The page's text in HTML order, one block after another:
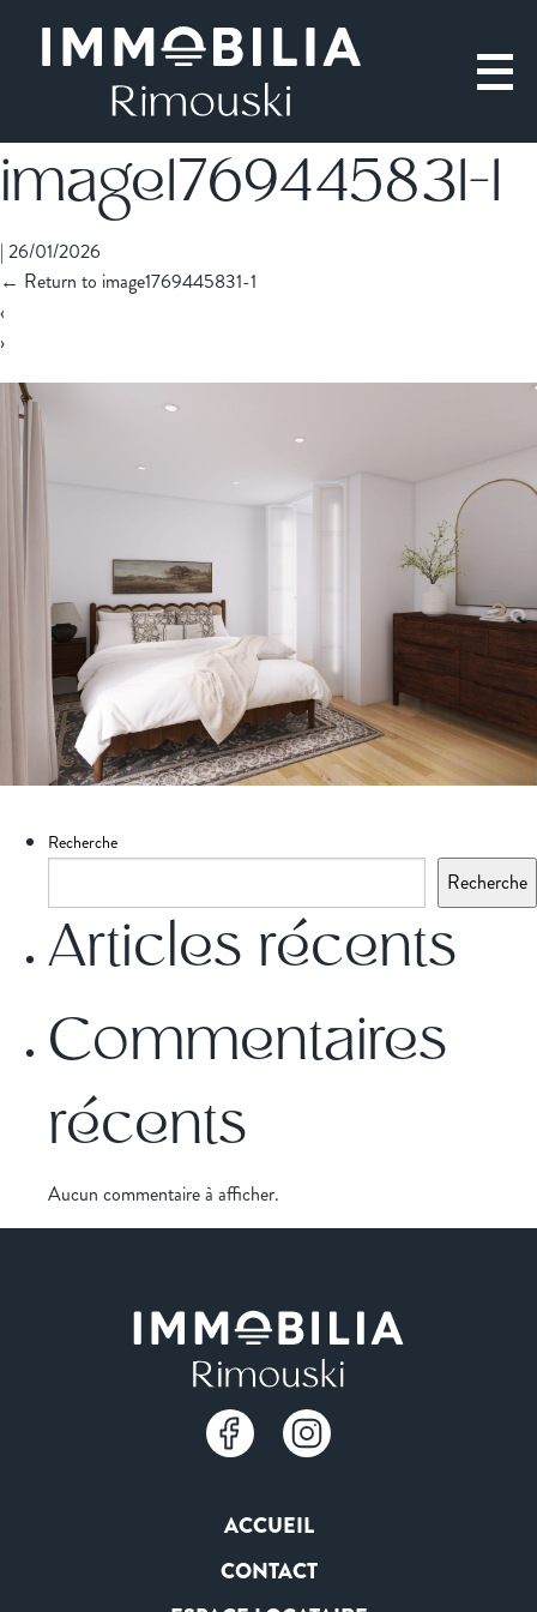
image1769445831-1
| 26/01/2026
← Return to image1769445831-1
‹
›
Recherche
Recherche
Articles récents
Commentaires
récents
Aucun commentaire à afficher.
ACCUEIL
CONTACT